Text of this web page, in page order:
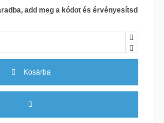
add meg a kódot és érvényesítsd
Kosárba